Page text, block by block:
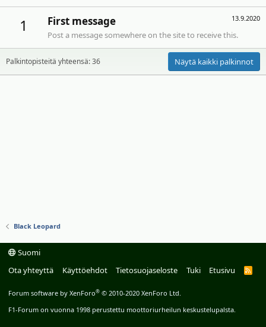
1 13.9.2020
First message
Post a message somewhere on the site to receive this.
Palkintopisteitä yhteensä: 36 Näytä kaikki palkinnot
Black Leopard
Suomi
Ota yhteyttä
Käyttöehdot Tietosuojaseloste Tuki Etusivu
R
Forum software by XenForo® © 2010-2020 XenForo Ltd.
F1-Forum on vuonna 1998 perustettu moottoriurheilun keskustelupalsta.